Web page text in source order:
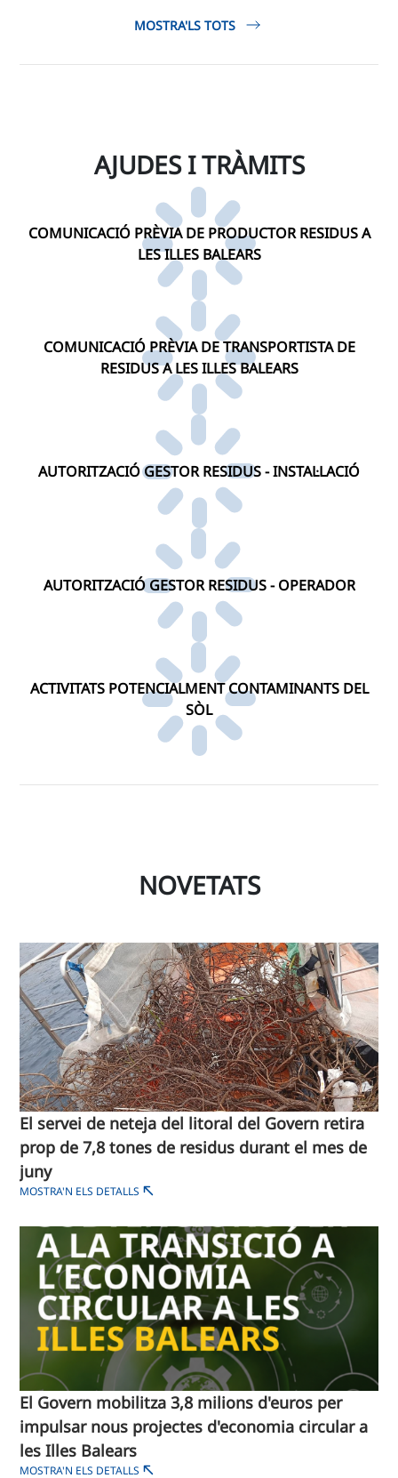
MOSTRA'LS TOTS
AJUDES I TRÀMITS
COMUNICACIÓ PRÈVIA DE PRODUCTOR RESIDUS A
LES ILLES BALEARS
COMUNICACIÓ PRÈVIA DE TRANSPORTISTA DE
RESIDUS A LES ILLES BALEARS
AUTORITZACIÓ GESTOR RESIDUS - INSTAL·LACIÓ
AUTORITZACIÓ GESTOR RESIDUS - OPERADOR
ACTIVITATS POTENCIALMENT CONTAMINANTS DEL
SÒL
NOVETATS
El servei de neteja del litoral del Govern retira
prop de 7,8 tones de residus durant el mes de
juny
MOSTRA'N ELS DETALLS
El Govern mobilitza 3,8 milions d'euros per
impulsar nous projectes d'economia circular a
les Illes Balears
MOSTRA'N ELS DETALLS